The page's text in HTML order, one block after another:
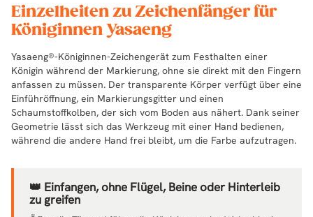
Einzelheiten zu Zeichenfänger für
Königinnen Yasaeng
Yasaeng®-Königinnen-Zeichengerät zum Festhalten einer
Königin während der Markierung, ohne sie direkt mit den Fingern
anfassen zu müssen. Der transparente Körper verfügt über eine
Einführöffnung, ein Markierungsgitter und einen
Schaumstoffkolben, der sich vom Boden aus nähert. Dank seiner
Geometrie lässt sich das Werkzeug mit einer Hand bedienen,
während die andere Hand frei bleibt, um die Farbe aufzutragen.
👑 Einfangen, ohne Flügel, Beine oder Hinterleib
zu greifen